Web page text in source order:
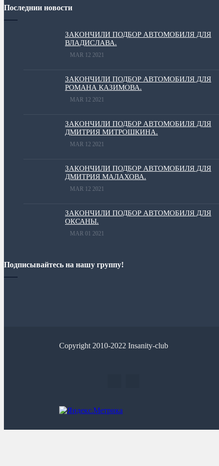
Последнии новости
ЗАКОНЧИЛИ ПОДБОР АВТОМОБИЛЯ ДЛЯ
ВЛАДИСЛАВА.
MAR 12 2021
ЗАКОНЧИЛИ ПОДБОР АВТОМОБИЛЯ ДЛЯ
РОМАНА КАЗИМОВА.
MAR 12 2021
ЗАКОНЧИЛИ ПОДБОР АВТОМОБИЛЯ ДЛЯ
ДМИТРИЯ МИТРОШКИНА.
MAR 12 2021
ЗАКОНЧИЛИ ПОДБОР АВТОМОБИЛЯ ДЛЯ
ДМИТРИЯ МАЛАХОВА.
MAR 12 2021
ЗАКОНЧИЛИ ПОДБОР АВТОМОБИЛЯ ДЛЯ
ОКСАНЫ.
MAR 01 2021
Подписывайтесь на нашу группу!
Copyright 2010-2022 Insanity-club